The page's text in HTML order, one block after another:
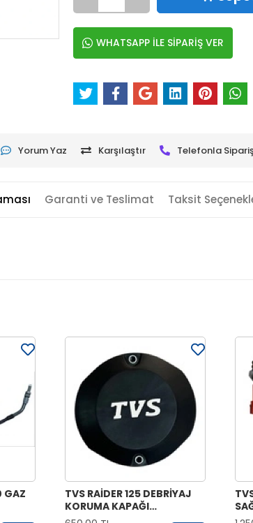
WHATSAPP İLE SİPARİŞ VER
Yorum Yaz Karşılaştır Telefonla
Garanti ve Teslimat Taksit
GAZ
TVS RAİDER 125 DEBRİYAJ
KORUMA KAPAĞI
(N6030380)